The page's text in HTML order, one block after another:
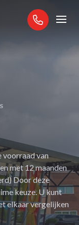
voorraad van
met 12 maanden
Door deze
keuze. U kunt
elkaar vergelijken